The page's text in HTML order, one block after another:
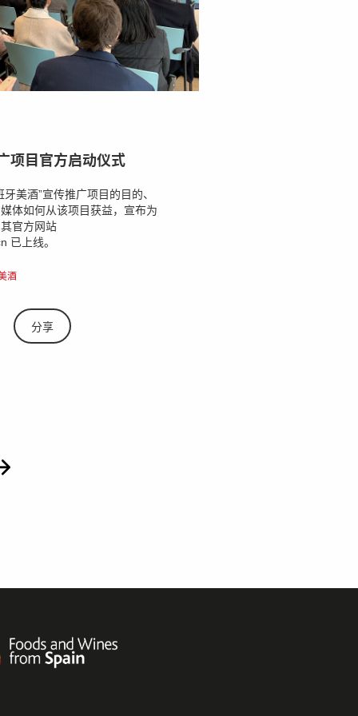
项目官方启动仪式
美酒”宣传推广项目的目的、
体如何从该项目获益，宣布为
官方网站
已上线。
酒
分享